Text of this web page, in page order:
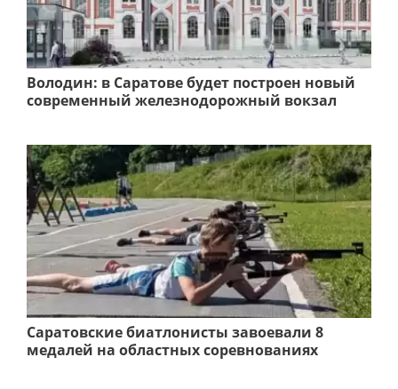
Володин: в Саратове будет построен новый
современный железнодорожный вокзал
Саратовские биатлонисты завоевали 8
медалей на областных соревнованиях